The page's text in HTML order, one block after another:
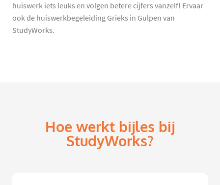
huiswerk iets leuks en volgen betere cijfers vanzelf! Ervaar
ook de huiswerkbegeleiding Grieks in Gulpen van
StudyWorks.
Hoe werkt bijles bij
StudyWorks?